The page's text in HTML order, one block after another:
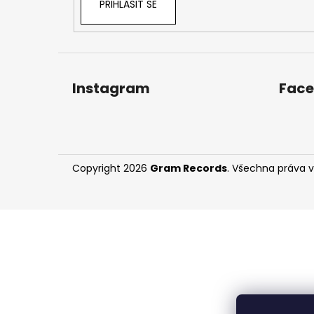
PŘIHLÁSIT SE
Instagram
Copyright 2026 Gram Records. Všechna práva